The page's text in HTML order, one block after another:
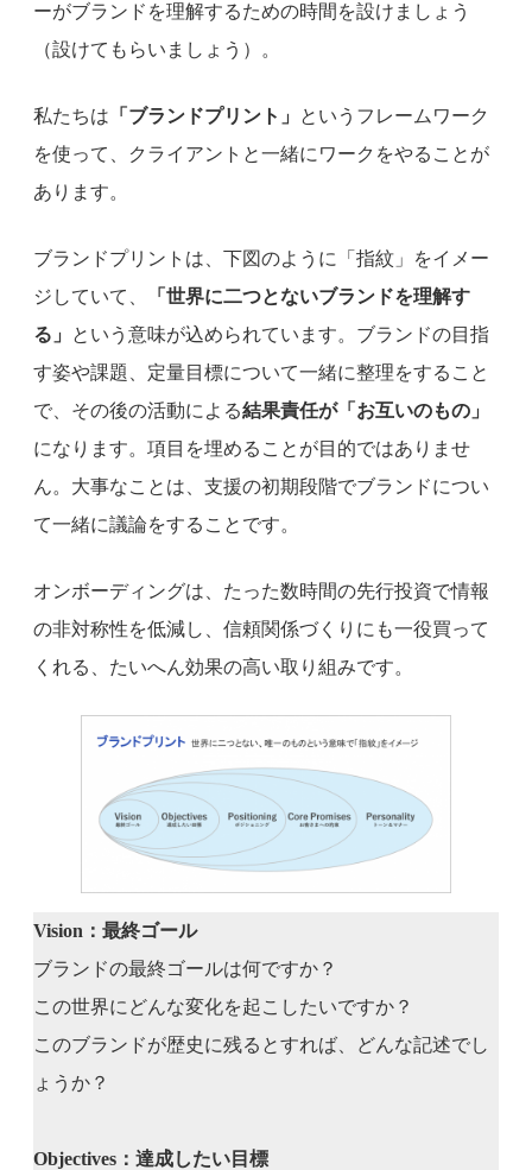
ーがブランドを理解するための時間を設けましょう
（設けてもらいましょう）。
私たちは 「ブランドプリント」
というフレームワーク
を使って、クライアントと一緒にワークをやることが
あります。
ブランドプリントは、下図のように「指紋」をイメー
ジしていて、
「世界に二つとないブランドを理解す
る」
という意味が込められています。ブランドの目指
す姿や課題、定量目標について一緒に整理をすること
で、その後の活動による結果責任が「お互いのもの」
になります。項目を埋めることが目的ではありませ
ん。大事なことは、支援の初期段階でブランドについ
て一緒に議論をすることです。
オンボーディングは、たった数時間の先行投資で情報
の非対称性を低減し、信頼関係づくりにも一役買って
くれる、たいへん効果の高い取り組みです。
Vision：最終ゴール
ブランドの最終ゴールは何ですか？
この世界にどんな変化を起こしたいですか？
このブランドが歴史に残るとすれば、どんな記述でし
ょうか？
Objectives：達成したい目標